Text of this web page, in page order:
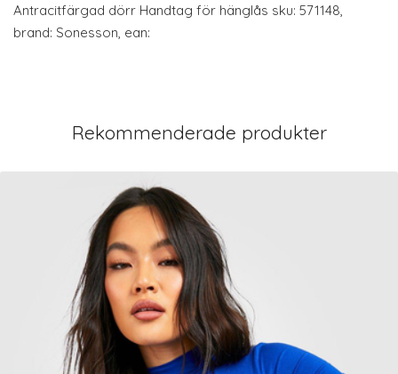
Antracitfärgad dörr Handtag för hänglås sku: 571148,
brand: Sonesson, ean:
Rekommenderade produkter